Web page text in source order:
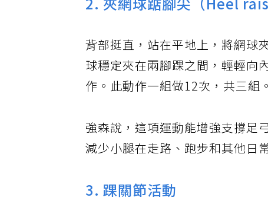
2. 夾網球踮腳尖（Heel
背部挺直，站在平地上，將網球
球穩定夾在兩腳踝之間，輕輕向
作。此動作一組做12次，共三組。
強森說，這項運動能增強支撐足
減少小腿在走路、跑步和其他日